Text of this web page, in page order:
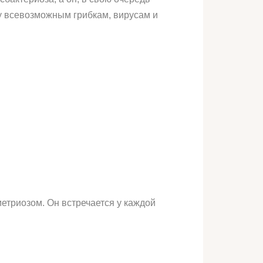
всевозможным грибкам, вирусам и
Он встречается у каждой